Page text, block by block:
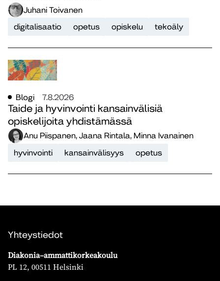
Juhani Toivanen
digitalisaatio
opetus opiskelu tekoäly
Blogi 7.8.2026
Taide ja hyvinvointi kansainvälisiä
opiskelijoita yhdistämässä
Anu Piispanen, Jaana Rintala, Minna Ivanainen
hyvinvointi
kansainvälisyys opetus
Yhteystiedot
Diakonia–ammattikorkeakoulu
PL 12, 00511 Helsinki